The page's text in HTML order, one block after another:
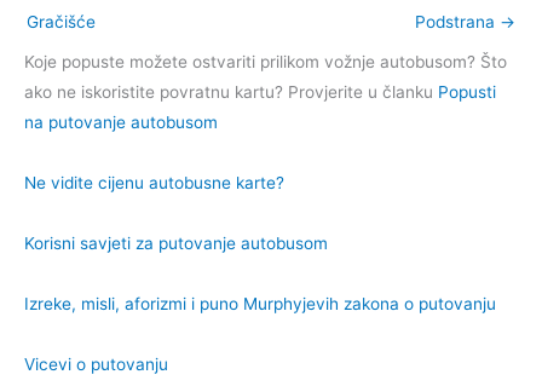
Gračišće
Podstrana →
Koje popuste možete ostvariti prilikom vožnje autobusom? Što
ako ne iskoristite povratnu kartu? Provjerite u članku Popusti
na putovanje autobusom
Ne vidite cijenu autobusne karte?
Korisni savjeti za putovanje autobusom
Izreke, misli, aforizmi i puno Murphyjevih zakona o putovanju
Vicevi o putovanju